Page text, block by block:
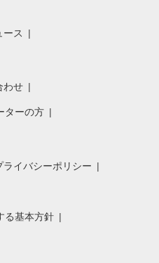
ース
わせ
ターの方
ライバシーポリシー
る基本方針